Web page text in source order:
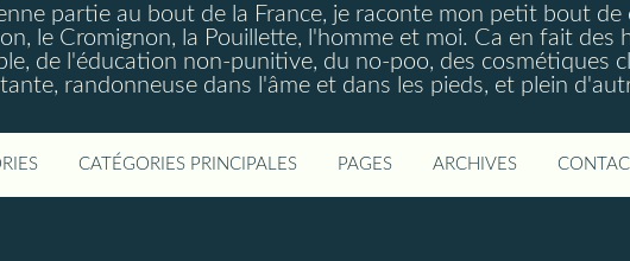
partie au bout de la France, je raconte mon petit bout de
le Cromignon, la Pouillette, l'homme et moi. Ca en fait des
de l'éducation non-punitive, du no-poo, des cosmétiques
randonneuse dans l'âme et dans les pieds, et plein
CATÉGORIES PRINCIPALES PAGES ARCHIVES